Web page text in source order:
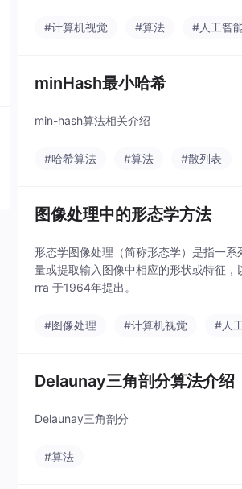
#计算机视觉 #算法 #人工智
minHash最小哈希
min-hash算法相关介绍
#哈希算法 #算法 #散列表
图像处理中的形态学方法
形态学图像处理（简称形态学）是指一
量或提取输入图像中相应的形状或特征
rra 于1964年提出。
#图像处理 #计算机视觉 #人
Delaunay三角剖分算法介绍
Delaunay三角剖分
#算法